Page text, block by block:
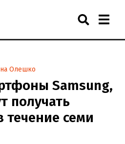
Олешко
Samsung,
получать
течение семи